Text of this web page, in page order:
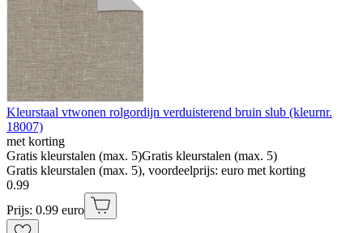
Kleurstaal vtwonen rolgordijn verduisterend bruin slub (kleurnr.
18007)
met korting
Gratis kleurstalen (max. 5)Gratis kleurstalen (max. 5)
Gratis kleurstalen (max. 5), voordeelprijs: euro met korting
0.99
Prijs: 0.99 euro